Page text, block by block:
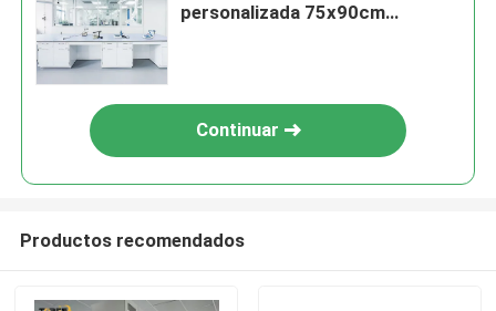
personalizada 75x90cm
Continuar
Productos recomendados